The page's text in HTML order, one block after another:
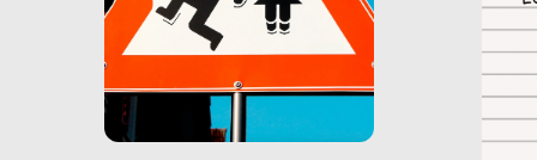
e crisi penetrino nel tessuto
più intimo delle società per
alterarne le molecole
professionali – e, attraverso
esse, il senso stesso della